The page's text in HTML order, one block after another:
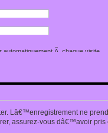
de confirmation
automatiquement Ã chaque visite
en ligne pour cette session
Lâ€™enregistrement ne
assurez-vous dâ€™avoir